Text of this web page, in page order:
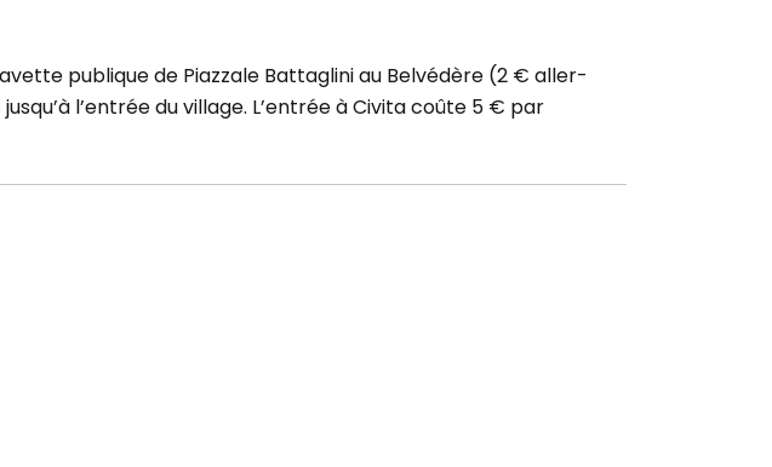
publique de Piazzale Battaglini au Belvédère (2 € aller-
l’entrée du village. L’entrée à Civita coûte 5 € par